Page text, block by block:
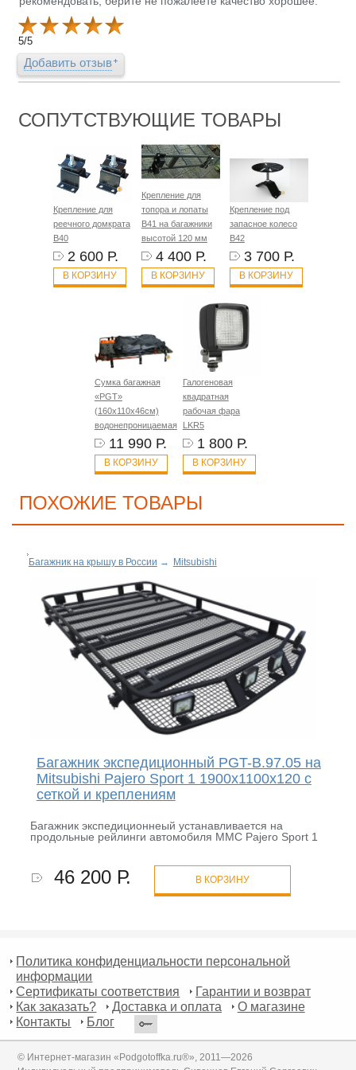
5/5
Добавить отзыв
СОПУТСТВУЮЩИЕ ТОВАРЫ
Крепление для
реечного домкрата
B40
2 600 Р.
В КОРЗИНУ
Крепление для
топора и лопаты
B41 на багажники
высотой 120 мм
4 400 Р.
В КОРЗИНУ
Крепление под
запасное колесо
B42
3 700 Р.
В КОРЗИНУ
Сумка багажная
«PGT»
(160х110х46см)
водонепроницаемая
11 990 Р.
В КОРЗИНУ
Галогеновая
квадратная
рабочая фара
LKR5
1 800 Р.
В КОРЗИНУ
ПОХОЖИЕ ТОВАРЫ
Багажник на крышу в России → Mitsubishi
Багажник экспедиционный PGT-B.97.05 на
Mitsubishi Pajero Sport 1 1900х1100х120 с
сеткой и креплениям
Багажник экспедиционнеый устанавливается на
продольные рейлинги автомобиля MMC Pajero Sport 1
46 200 Р. В КОРЗИНУ
Политика конфиденциальности персональной
информации
Сертификаты соответствия
Гарантии и возврат
Как заказать?
Доставка и оплата
О магазине
Контакты
Блог
© Интернет-магазин «Podgotoffka.ru®», 2011—2026